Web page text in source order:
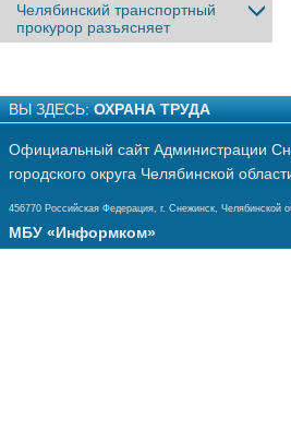
Челябинский транспортный
прокурор разъясняет
ВЫ ЗДЕСЬ: ОХРАНА ТРУДА
Официальный сайт Администрации
городского округа Челябинской
456770 Российская Федерация, г. Снежинск, Челябинской
МБУ «Информком»